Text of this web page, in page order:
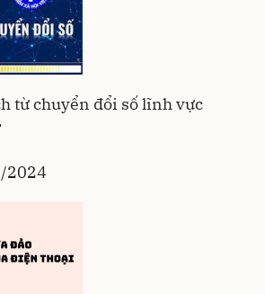
từ chuyển đổi số lĩnh vực
2024